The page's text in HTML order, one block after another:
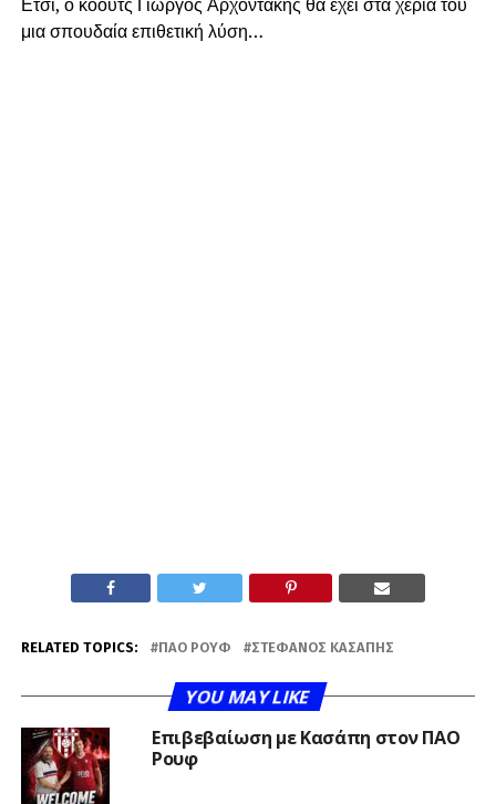
μια σπουδαία επιθετική λύση…
RELATED TOPICS: ΠΑΟ ΡΟΥΦ ΣΤΈΦΑΝΟΣ ΚΑΣΆΠΗΣ
YOU MAY LIKE
Επιβεβαίωση με Κασάπη στον ΠΑΟ
Ρουφ